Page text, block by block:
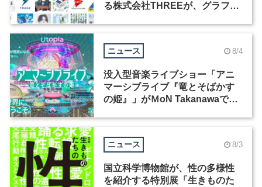
る株式会社THREEが、グラフィ
ニュース 8/4
没入型音楽ライブショー「アニ
マーシブライブ『竜とそばかす
の姫』」がＭoN Takanawaで開
ニュース 8/3
国立科学博物館が、性の多様性
を紹介する特別展「生きものた